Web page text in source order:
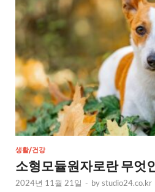
생활/건강
소형모듈원자로란 무엇
2024년 11월 21일 - bystudio24.co.kr